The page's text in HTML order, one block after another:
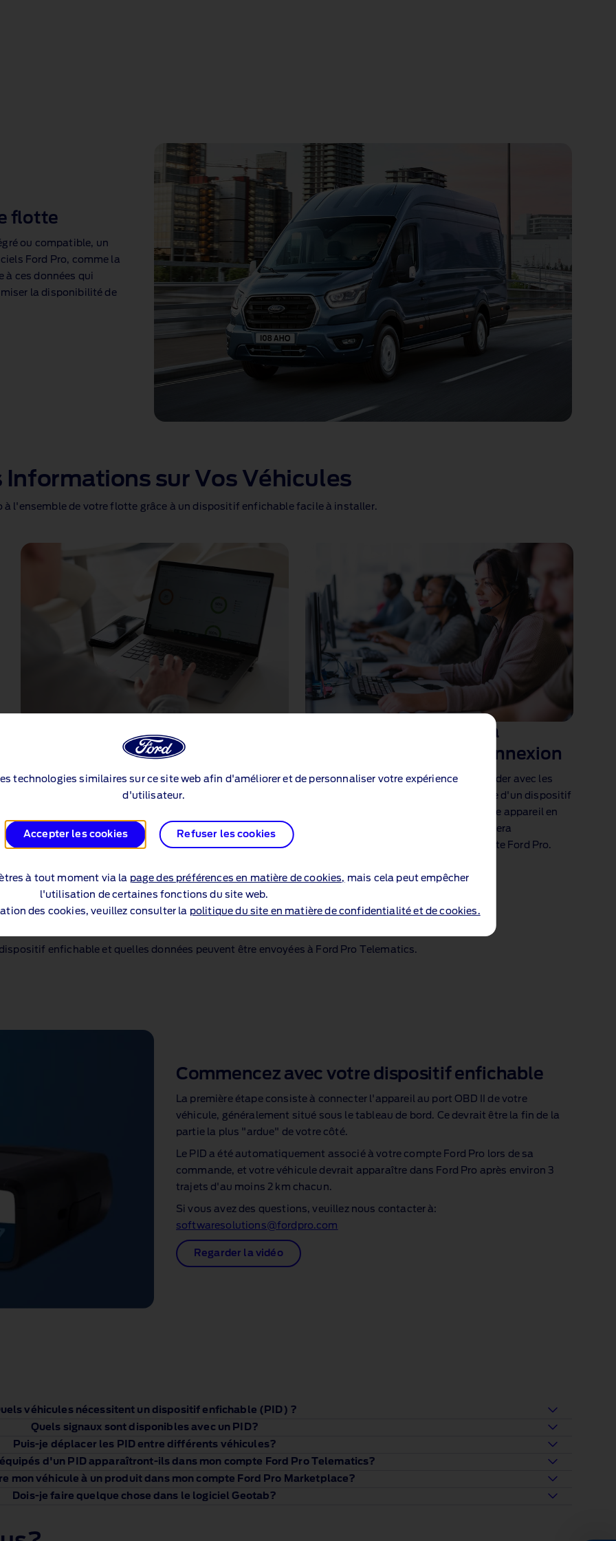
technologies similaires sur ce site web afin d'améliorer et de personnaliser votre expérience
d'utilisateur.
Accepter les cookies Refuser les cookies
à tout moment via la page des préférences en matière de cookies, mais cela peut empêcher
l'utilisation de certaines fonctions du site web.
des cookies, veuillez consulter la politique du site en matière de confidentialité et de cookies.
flotte
ou compatible, un
Ford Pro, comme la
à ces données qui
la disponibilité de
Informations sur Vos Véhicules
à l'ensemble de votre flotte grâce à un dispositif enfichable facile à installer.
Débloquez des informations sur
les véhicules dans Ford Pro
Telematics
Surveillez le kilométrage, la vitesse de vos véhicules (y
leur position GPS en temps réel pour vous aider à gérer
votre flotte de véhicules avec Ford Pro™ Telematics.
Nous vous aiderons à la
configuration et à la connexion
Notre équipe commerciale peut vous aider avec les
informations tarifaires et la commande d'un dispositif
enfichable. Une fois que vous avez votre appareil en
main, connectez‑le à votre véhicule, il sera
automatiquement ajouté à votre compte Ford Pro.
dispositif enfichable avec votre véhicule
enfichable et quelles données peuvent être envoyées à Ford Pro Telematics.
Commencez avec votre dispositif enfichable
La première étape consiste à connecter l'appareil au port OBD II de votre
véhicule, généralement situé sous le tableau de bord. Ce devrait être la fin de la
partie la plus "ardue" de votre côté.
Le PID a été automatiquement associé à votre compte Ford Pro lors de sa
commande, et votre véhicule devrait apparaître dans Ford Pro après environ 3
trajets d'au moins 2 km chacun.
Si vous avez des questions, veuillez nous contacter à:
softwaresolutions@fordpro.com
Regarder la vidéo
véhicules nécessitent un dispositif enfichable (PID) ?
Quels signaux sont disponibles avec un PID?
Puis-je déplacer les PID entre différents véhicules?
d'un PID apparaîtront-ils dans mon compte Ford Pro Telematics?
mon véhicule à un produit dans mon compte Ford Pro Marketplace?
Dois-je faire quelque chose dans le logiciel Geotab?